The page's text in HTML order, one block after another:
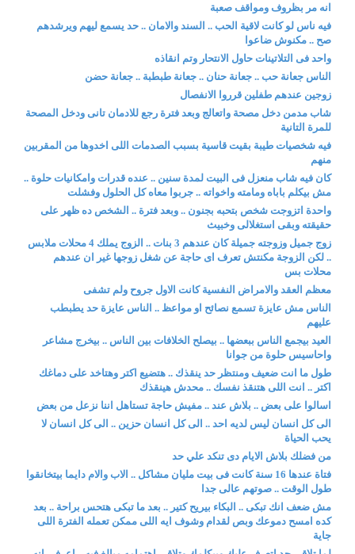
انه مر بظروف ومواقف صعبة
فيه ناس لو كانت لاقية الحب .. السند والامان .. حد يسمع ليهم ويرشدهم
صح .. مكنوش ضاعوا
واحد فى التلاتينات حاول الانتحار وتم انقاذه
الناس جعانة حب .. جعانة حنان .. جعانة طبطبة .. جعانة حضن
زوجين عندهم طفلين قرروا الانفصال
شاب مدمن دخل مصحة واتعالج وبعد فترة رجع للادمان تانى ودخل المصحة
للمرة التانية
فيه شخصيات طيبة بقيت قاسية بسبب الصدمات اللى اخدوها من المقربين
منهم
كان فيه شاب منعزل فى البيت لمدة سنين .. عنده قدرات وامكانيات حلوة ..
مش بيكلم باباه ومامته واخواته .. جربوا معاه كل الحلول وفشلت
واحدة اتزوجت شخص بتحبه بجنون .. وبعد فترة .. الشخص ده ظهر على
حقيقته وبقى استغلالى وخبيث
زوج جميل وزوجته جميلة كان عندهم 3 بنات .. الزوج يملك 4 محلات ملابس
.. لكن الزوجة مكنتش تعرف اى حاجة عن شغل زوجها غير ان عندهم
محلات بس
معظم العقد والامراض النفسية كانت الاول جروح ولم تشفى
الناس مش عايزة تسمع نصائح او مواعظ .. الناس عايزة حد يطبطب
عليهم
العيد بيجمع الناس ببعضها .. بيصلح الخلافات بين الناس .. بيخرج مشاعر
واحاسيس حلوة من جوانا
طول ما انت ضعيف ومنتظر حد ينقذك .. هتضيع اكتر وهتاخد على دماغك
اكتر .. انت اللى هتنقذ نفسك .. محدش هينقذك
اسالوا على بعض .. بلاش عند .. مفيش حاجة تستاهل اننا نزعل من بعض
الى كل انسان ليس لديه احد .. الى كل انسان حزين .. الى كل انسان لا
يحب الحياة
من فضلك بلاش الايام دى تنكد علي حد
فتاة عندها 16 سنة كانت فى بيت مليان مشاكل .. الاب والام دايما بيتخانقوا
طول الوقت .. صوتهم عالى جدا
مش ضعف انك تبكى .. البكاء بيريح كتير .. بعد ما تبكى هتحس براحة .. بعد
كده امسح دموعك وبص لقدام وشوف ايه اللى ممكن تعمله الفترة اللى
جاية